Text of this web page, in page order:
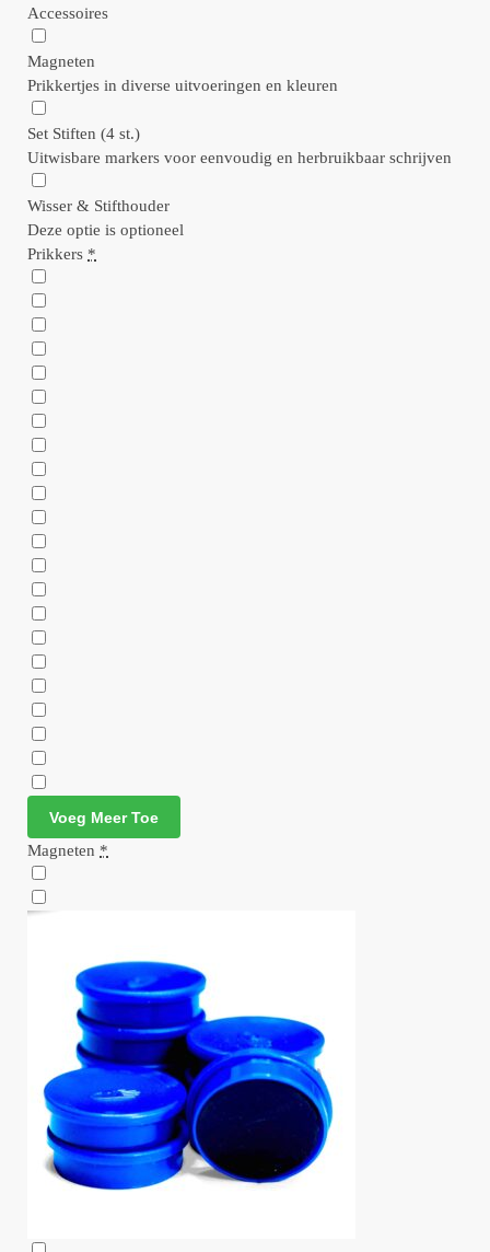
Accessoires
Magneten
Prikkertjes in diverse uitvoeringen en kleuren
Set Stiften (4 st.)
Uitwisbare markers voor eenvoudig en herbruikbaar schrijven
Wisser & Stifthouder
Deze optie is optioneel
Prikkers *
Voeg Meer Toe
Magneten *